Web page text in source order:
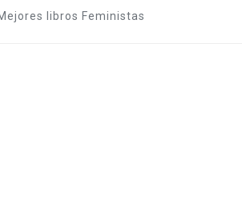
libros Feministas